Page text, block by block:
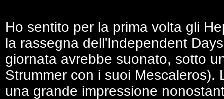
Ho sentito per la prima volta gli
la rassegna dell'Independent
giornata avrebbe suonato, sotto
Strummer con i suoi
una grande impressione